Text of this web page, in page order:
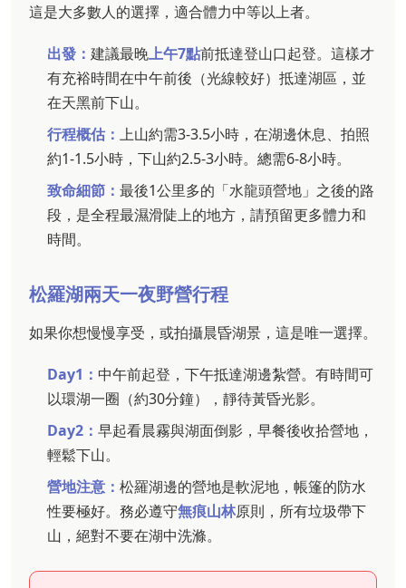
這是大多數人的選擇，適合體力中等以上者。
出發： 建議最晚上午7點前抵達登山口起登。這樣才
有充裕時間在中午前後（光線較好）抵達湖區，並
在天黑前下山。
行程概估： 上山約需3-3.5小時，在湖邊休息、拍照
約1-1.5小時，下山約2.5-3小時。總需6-8小時。
致命細節： 最後1公里多的「水龍頭營地」之後的路
段，是全程最濕滑陡上的地方，請預留更多體力和
時間。
松羅湖兩天一夜野營行程
如果你想慢慢享受，或拍攝晨昏湖景，這是唯一選擇。
Day1： 中午前起登，下午抵達湖邊紮營。有時間可
以環湖一圈（約30分鐘），靜待黃昏光影。
Day2： 早起看晨霧與湖面倒影，早餐後收拾營地，
輕鬆下山。
營地注意： 松羅湖邊的營地是軟泥地，帳篷的防水
性要極好。務必遵守無痕山林原則，所有垃圾帶下
山，絕對不要在湖中洗滌。